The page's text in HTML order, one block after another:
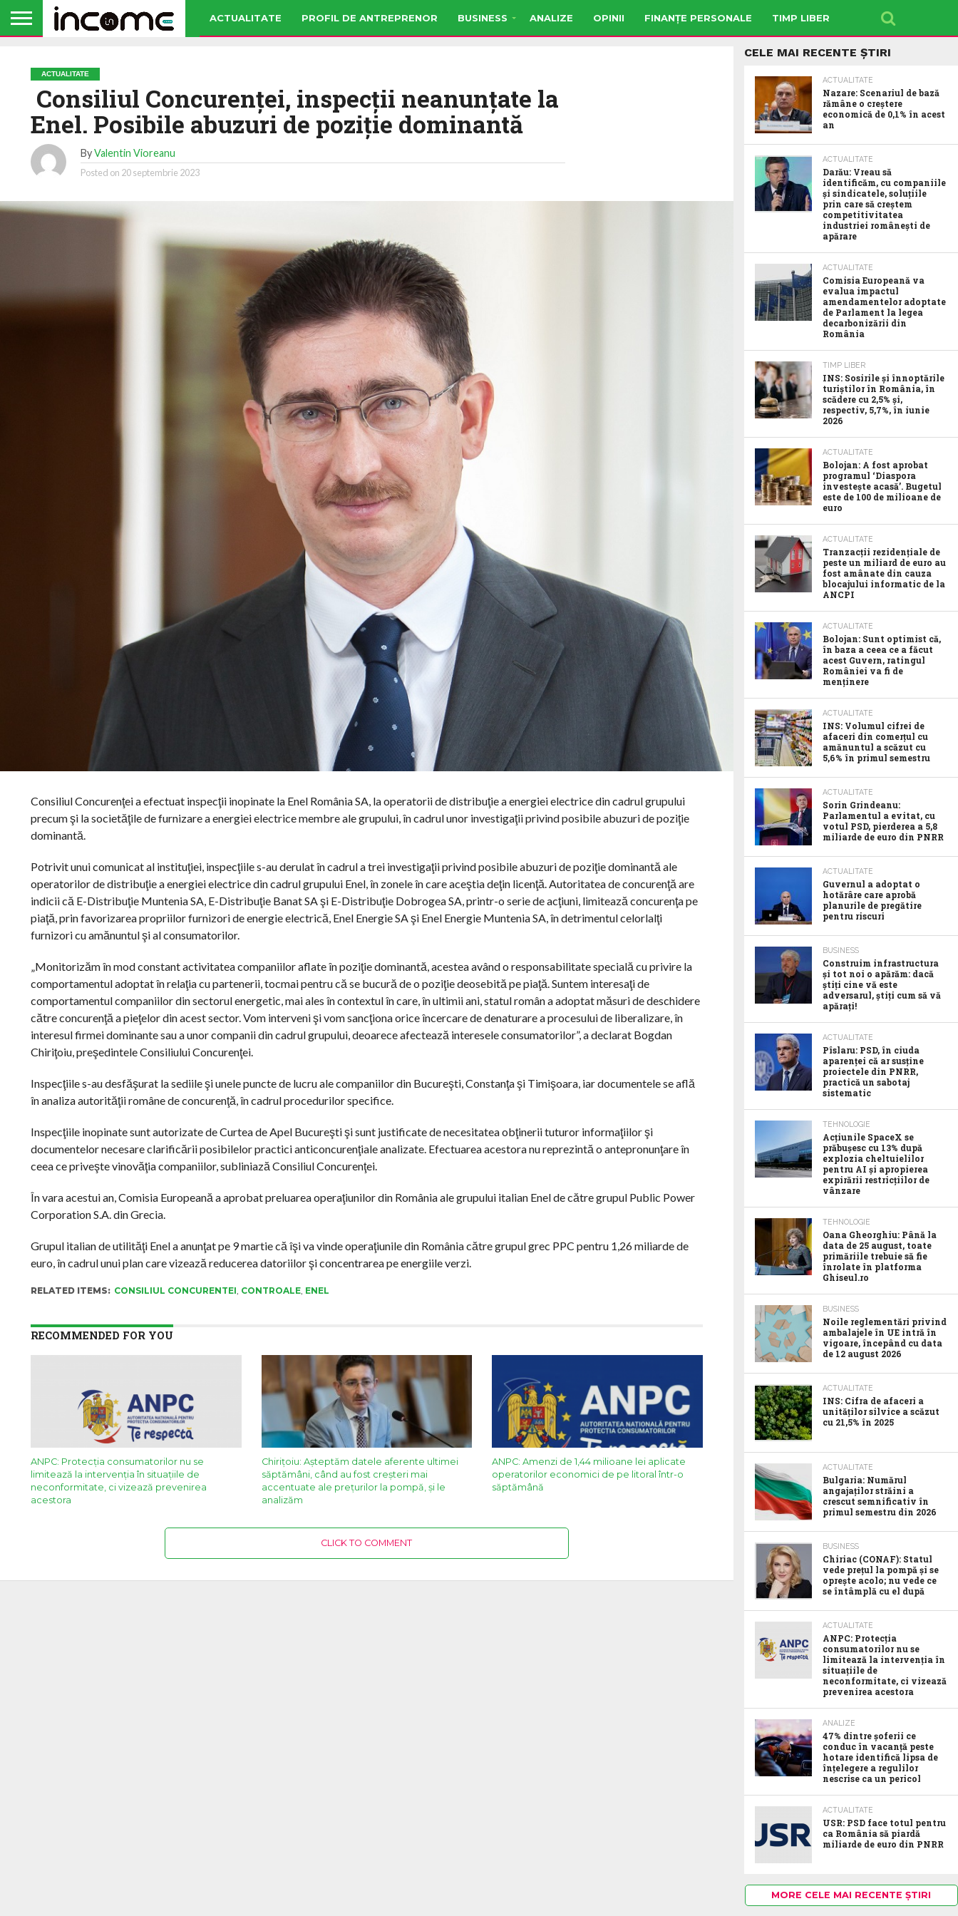
ACTUALITATE PROFIL DE ANTREPRENOR BUSINESS ANALIZE OPINII FINANȚE PERSONALE TIMP LIBER
ACTUALITATE
Consiliul Concurenţei, inspecții neanunțate la
Enel. Posibile abuzuri de poziţie dominantă
ByValentin Vioreanu
Posted on 20 septembrie 2023
Consiliul Concurenţei a efectuat inspecţii inopinate la Enel România SA, la operatorii de distribuţie a energiei electrice din cadrul grupului
precum şi la societăţile de furnizare a energiei electrice membre ale grupului, în cadrul unor investigaţii privind posibile abuzuri de poziţie
dominantă.
Potrivit unui comunicat al instituţiei, inspecţiile s-au derulat în cadrul a trei investigaţii privind posibile abuzuri de poziţie dominantă ale
operatorilor de distribuţie a energiei electrice din cadrul grupului Enel, în zonele în care aceştia deţin licenţă. Autoritatea de concurenţă are
indicii că E-Distribuţie Muntenia SA, E-Distribuţie Banat SA şi E-Distribuţie Dobrogea SA, printr-o serie de acţiuni, limitează concurenţa pe
piaţă, prin favorizarea propriilor furnizori de energie electrică, Enel Energie SA şi Enel Energie Muntenia SA, în detrimentul celorlalţi
furnizori cu amănuntul şi al consumatorilor.
„Monitorizăm în mod constant activitatea companiilor aflate în poziţie dominantă, acestea având o responsabilitate specială cu privire la
comportamentul adoptat în relaţia cu partenerii, tocmai pentru că se bucură de o poziţie deosebită pe piaţă. Suntem interesaţi de
comportamentul companiilor din sectorul energetic, mai ales în contextul în care, în ultimii ani, statul român a adoptat măsuri de deschidere
către concurenţă a pieţelor din acest sector. Vom interveni şi vom sancţiona orice încercare de denaturare a procesului de liberalizare, în
interesul firmei dominante sau a unor companii din cadrul grupului, deoarece afectează interesele consumatorilor”, a declarat Bogdan
Chiriţoiu, preşedintele Consiliului Concurenţei.
Inspecţiile s-au desfăşurat la sediile şi unele puncte de lucru ale companiilor din Bucureşti, Constanţa şi Timişoara, iar documentele se află
în analiza autorităţii române de concurenţă, în cadrul procedurilor specifice.
Inspecţiile inopinate sunt autorizate de Curtea de Apel Bucureşti şi sunt justificate de necesitatea obţinerii tuturor informaţiilor şi
documentelor necesare clarificării posibilelor practici anticoncurenţiale analizate. Efectuarea acestora nu reprezintă o antepronunţare în
ceea ce priveşte vinovăţia companiilor, subliniază Consiliul Concurenţei.
În vara acestui an, Comisia Europeană a aprobat preluarea operaţiunilor din România ale grupului italian Enel de către grupul Public Power
Corporation S.A. din Grecia.
Grupul italian de utilităţi Enel a anunţat pe 9 martie că îşi va vinde operaţiunile din România către grupul grec PPC pentru 1,26 miliarde de
euro, în cadrul unui plan care vizează reducerea datoriilor şi concentrarea pe energiile verzi.
RELATED ITEMS: CONSILIUL CONCURENTEI CONTROALE, ENEL
RECOMMENDED FOR YOU
ANPC: Protecția consumatorilor nu se
limitează la intervenția în situațiile de
neconformitate, ci vizează prevenirea
acestora
Chirițoiu: Așteptăm datele aferente ultimei
săptămâni, când au fost creșteri mai
accentuate ale prețurilor la pompă, și le
analizăm
ANPC: Amenzi de 1,44 milioane lei aplicate
operatorilor economici de pe litoral într-o
săptămână
CLICK TO COMMENT
CELE MAI RECENTE ȘTIRI
ACTUALITATE
Nazare: Scenariul de bază
rămâne o creștere
economică de 0,1% în acest
an
ACTUALITATE
Darău: Vreau să
identificăm, cu companiile
și sindicatele, soluțiile
prin care să creștem
competitivitatea
industriei românești de
apărare
ACTUALITATE
Comisia Europeană va
evalua impactul
amendamentelor adoptate
de Parlament la legea
decarbonizării din
România
TIMP LIBER
INS: Sosirile și înnoptările
turiștilor în România, în
scădere cu 2,5% și,
respectiv, 5,7%, în iunie
2026
ACTUALITATE
Bolojan: A fost aprobat
programul ‘Diaspora
investește acasă’. Bugetul
este de 100 de milioane de
euro
ACTUALITATE
Tranzacții rezidențiale de
peste un miliard de euro au
fost amânate din cauza
blocajului informatic de la
ANCPI
ACTUALITATE
Bolojan: Sunt optimist că,
în baza a ceea ce a făcut
acest Guvern, ratingul
României va fi de
menținere
ACTUALITATE
INS: Volumul cifrei de
afaceri din comerțul cu
amănuntul a scăzut cu
5,6% în primul semestru
ACTUALITATE
Sorin Grindeanu:
Parlamentul a evitat, cu
votul PSD, pierderea a 5,8
miliarde de euro din PNRR
ACTUALITATE
Guvernul a adoptat o
hotărâre care aprobă
planurile de pregătire
pentru riscuri
BUSINESS
Construim infrastructura
și tot noi o apărăm: dacă
știți cine vă este
adversarul, știți cum să vă
apărați!
ACTUALITATE
Pîslaru: PSD, în ciuda
aparenței că ar susține
proiectele din PNRR,
practică un sabotaj
sistematic
TEHNOLOGIE
Acţiunile SpaceX se
prăbuşesc cu 13% după
explozia cheltuielilor
pentru AI şi apropierea
expirării restricţiilor de
vânzare
TEHNOLOGIE
Oana Gheorghiu: Până la
data de 25 august, toate
primăriile trebuie să fie
înrolate în platforma
Ghiseul.ro
BUSINESS
Noile reglementări privind
ambalajele în UE intră în
vigoare, începând cu data
de 12 august 2026
ACTUALITATE
INS: Cifra de afaceri a
unităților silvice a scăzut
cu 21,5% în 2025
ACTUALITATE
Bulgaria: Numărul
angajaților străini a
crescut semnificativ în
primul semestru din 2026
BUSINESS
Chiriac (CONAF): Statul
vede prețul la pompă și se
oprește acolo; nu vede ce
se întâmplă cu el după
ACTUALITATE
ANPC: Protecția
consumatorilor nu se
limitează la intervenția în
situațiile de
neconformitate, ci vizează
prevenirea acestora
ANALIZE
47% dintre șoferii ce
conduc în vacanță peste
hotare identifică lipsa de
înțelegere a regulilor
nescrise ca un pericol
ACTUALITATE
USR: PSD face totul pentru
ca România să piardă
miliarde de euro din PNRR
MORE CELE MAI RECENTE ȘTIRI